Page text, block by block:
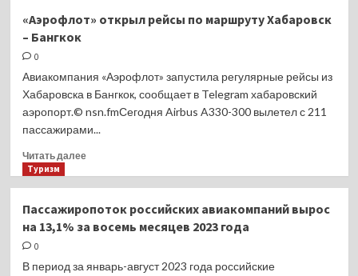
авиакомпания
полеты
в Израиль
«Аэрофлот» открыл рейсы по маршруту Хабаровск
– Бангкок
0
Авиакомпания «Аэрофлот» запустила регулярные рейсы из
Хабаровска в Бангкок, сообщает в Telegram хабаровский
аэропорт.© nsn.fmСегодня Airbus A330-300 вылетел с 211
пассажирами...
Читать далееПрочитать
открыл
рейсы
Туризм
Пассажиропоток российских авиакомпаний вырос
на 13,1% за восемь месяцев 2023 года
0
В период за январь-август 2023 года российские